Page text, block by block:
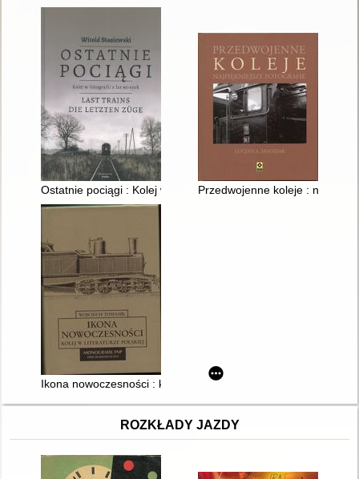
Ostatnie pociągi : Kolej w fotografii z lat 90-tych
Przedwojenne koleje :
Ikona nowoczesności : kolej w literaturze polskiej
ROZKŁADY JAZDY